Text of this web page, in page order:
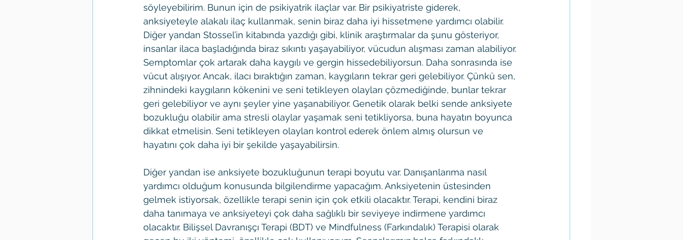
söyleyebilirim. Bunun için de psikiyatrik ilaçlar var. Bir psikiyatriste giderek,
anksiyeteyle alakalı ilaç kullanmak, senin biraz daha iyi hissetmene yardımcı olabilir.
Diğer yandan Stossel’in kitabında yazdığı gibi, klinik araştırmalar da şunu gösteriyor,
insanlar ilaca başladığında biraz sıkıntı yaşayabiliyor, vücudun alışması zaman alabiliyor.
Semptomlar çok artarak daha kaygılı ve gergin hissedebiliyorsun. Daha sonrasında ise
vücut alışıyor. Ancak, ilacı bıraktığın zaman, kaygıların tekrar geri gelebiliyor. Çünkü sen,
zihnindeki kaygıların kökenini ve seni tetikleyen olayları çözmediğinde, bunlar tekrar
geri gelebiliyor ve aynı şeyler yine yaşanabiliyor. Genetik olarak belki sende anksiyete
bozukluğu olabilir ama stresli olaylar yaşamak seni tetikliyorsa, buna hayatın boyunca
dikkat etmelisin. Seni tetikleyen olayları kontrol ederek önlem almış olursun ve
hayatını çok daha iyi bir şekilde yaşayabilirsin.
Diğer yandan ise anksiyete bozukluğunun terapi boyutu var. Danışanlarıma nasıl
yardımcı olduğum konusunda bilgilendirme yapacağım. Anksiyetenin üstesinden
gelmek istiyorsak, özellikle terapi senin için çok etkili olacaktır. Terapi, kendini biraz
daha tanımaya ve anksiyeteyi çok daha sağlıklı bir seviyeye indirmene yardımcı
olacaktır. Bilişsel Davranışçı Terapi (BDT) ve Mindfulness (Farkındalık) Terapisi olarak